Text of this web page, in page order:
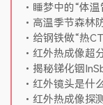
睡梦中的“体温管
高温季节森林防火
给钢铁做“热
红外热成像超
揭秘锑化铟
红外镜头是什
红外热成像探